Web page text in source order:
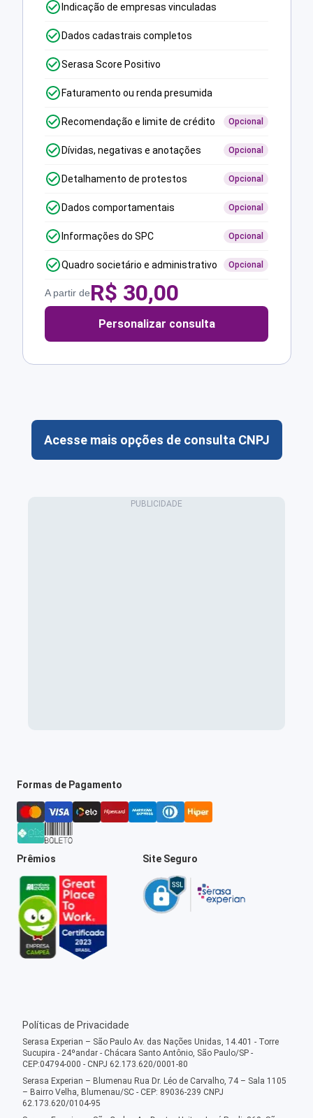
Indicação de empresas vinculadas
Dados cadastrais completos
Serasa Score Positivo
Faturamento ou renda presumida
Recomendação e limite de crédito Opcional
Dívidas, negativas e anotações Opcional
Detalhamento de protestos Opcional
Dados comportamentais Opcional
Informações do SPC Opcional
Quadro societário e administrativo Opcional
A partir deR$ 30,00
Personalizar consulta
Acesse mais opções de consulta CNPJ
Formas de Pagamento
Prêmios Site Seguro
Políticas de Privacidade
Serasa Experian – São Paulo Av. das Nações Unidas, 14.401 - Torre
Sucupira - 24ºandar - Chácara Santo Antônio, São Paulo/SP -
CEP:04794-000 - CNPJ 62.173.620/0001-80
Serasa Experian – Blumenau Rua Dr. Léo de Carvalho, 74 – Sala 1105
– Bairro Velha, Blumenau/SC - CEP: 89036-239 CNPJ
62.173.620/0104-95